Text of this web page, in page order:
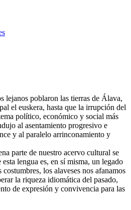
lejanos poblaron las tierras de Álava,
el euskera, hasta que la irrupción del
político, económico y social más
al asentamiento progresivo e
y al paralelo arrinconamiento y
parte de nuestro acervo cultural se
lengua es, en sí misma, un legado
los alaveses nos afanamos
la riqueza idiomática del pasado,
de expresión y convivencia para las